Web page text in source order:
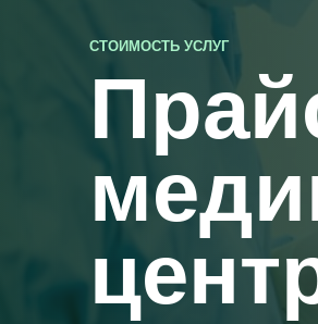
СТОИМОСТЬ УСЛУГ